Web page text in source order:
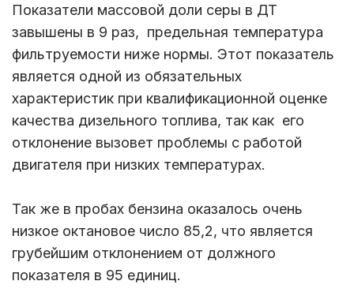
Показатели массовой доли серы в ДТ
завышены в 9 раз, предельная температура
фильтруемости ниже нормы. Этот показатель
является одной из обязательных
характеристик при квалификационной оценке
качества дизельного топлива, так как его
отклонение вызовет проблемы с работой
двигателя при низких температурах.
Так же в пробах бензина оказалось очень
низкое октановое число 85,2, что является
грубейшим отклонением от должного
показателя в 95 единиц.